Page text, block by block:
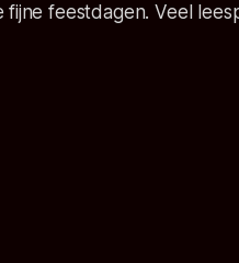
feestdagen. Veel